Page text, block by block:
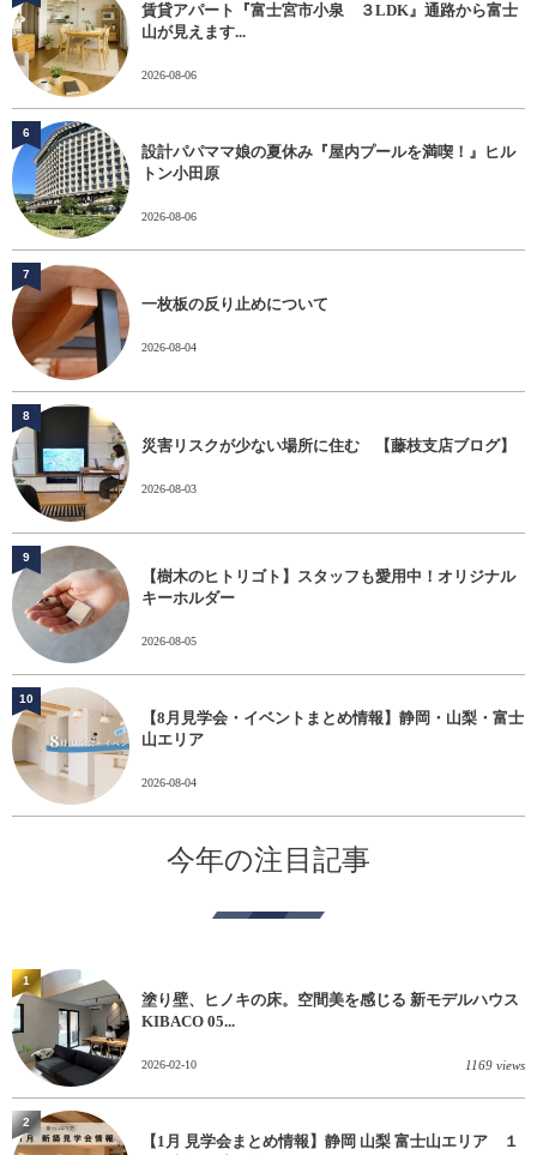
賃貸アパート『富士宮市小泉 ３LDK』通路から富士
山が見えます...
2026-08-06
設計パパママ娘の夏休み『屋内プールを満喫！』ヒル
トン小田原
2026-08-06
6
一枚板の反り止めについて
2026-08-04
7
災害リスクが少ない場所に住む 【藤枝支店ブログ】
2026-08-03
8
【樹木のヒトリゴト】スタッフも愛用中！オリジナル
キーホルダー
2026-08-05
9
【8月見学会・イベントまとめ情報】静岡・山梨・富士
山エリア
2026-08-04
10
今年の注目記事
塗り壁、ヒノキの床。空間美を感じる 新モデルハウス
KIBACO 05...
2026-02-10 1169 views
1
【1月 見学会まとめ情報】静岡 山梨 富士山エリア １
2